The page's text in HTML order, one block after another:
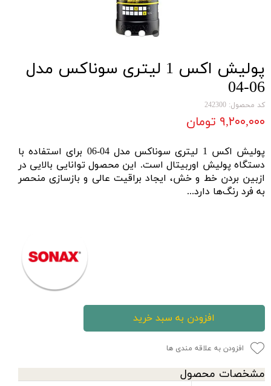
پولیش اکس 1 لیتری سوناکس مدل
06-04
کد محصول: 242300
۹,۲۰۰,۰۰۰ تومان
پولیش اکس 1 لیتری سوناکس مدل 04-06 برای استفاده با
دستگاه پولیش اوربیتالاست. این محصول توانایی بالایی در
ازبین بردن خط و خش، ایجاد براقیت عالی و بازسازی منحصر
به فرد رنگ‌ها دارد...
افزودن به سبد خرید
افزودن به علاقه مندی ها
مشخصات محصول